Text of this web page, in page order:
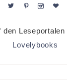
den Leseportalen
Lovelybooks